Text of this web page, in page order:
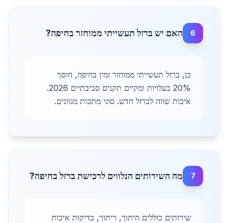
6 האם יש ברזל תעשייתי ממוחזר בחיפה?
כן, ברזל תעשייתי ממוחזר זמין בחיפה, חוסך
20% בעלויות ומקיים תקנים סביבתיים 2026.
איכות שווה לברזל חדש. סוגי מתכות מגוונים.
7 מה השירותים הנלווים לרכישת ברזל בחיפה?
שירותים כוללים חיתוך, ריתוך, בדיקות איכות